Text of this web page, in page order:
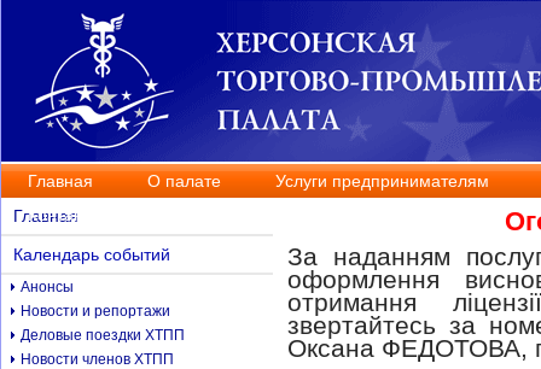
Главная О палате
Услуги предпринимателям
Контакты
Главная
Календарь событий
Анонсы
Новости и репортажи
Деловые поездки ХТПП
Новости членов ХТПП
За наданням
оформлення
отримання
звертайтесь за
Оксана ФЕДОТОВА,